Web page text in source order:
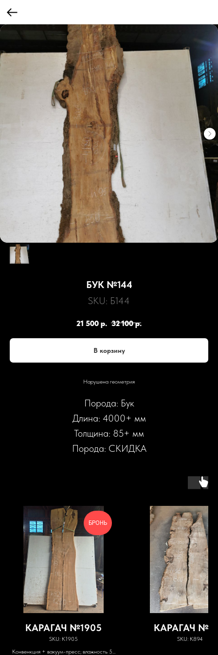
БУК №144
SKU: Б144
21 500 р. 32 100 р.
В корзину
Нарушена геометрия
Порода: Бук
Длина: 4000+ мм
Толщина: 85+ мм
Порода: СКИДКА
БРОНЬ
КАРАГАЧ №1905
SKU: К1905
Конвенкция + вакуум-пресс; влажность 5-
КАРАГАЧ
SKU: К894